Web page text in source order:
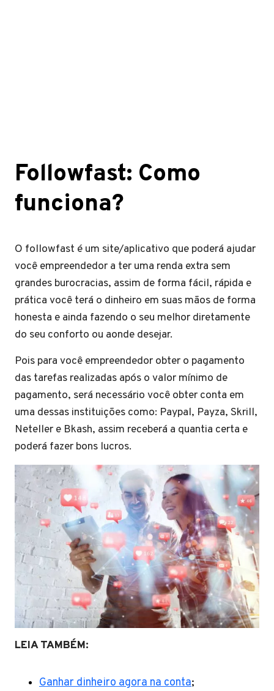
Followfast: Como
funciona?
O followfast é um site/aplicativo que poderá ajudar
você empreendedor a ter uma renda extra sem
grandes burocracias, assim de forma fácil, rápida e
prática você terá o dinheiro em suas mãos de forma
honesta e ainda fazendo o seu melhor diretamente
do seu conforto ou aonde desejar.
Pois para você empreendedor obter o pagamento
das tarefas realizadas após o valor mínimo de
pagamento, será necessário você obter conta em
uma dessas instituições como: Paypal, Payza, Skrill,
Neteller e Bkash, assim receberá a quantia certa e
poderá fazer bons lucros.
LEIA TAMBÉM:
Ganhar dinheiro agora na conta;